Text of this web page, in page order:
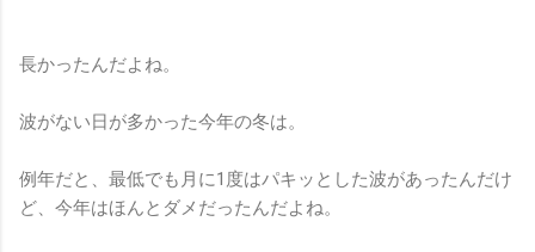
長かったんだよね。
波がない日が多かった今年の冬は。
例年だと、最低でも月に1度はパキッとした波があったんだけ
ど、今年はほんとダメだったんだよね。